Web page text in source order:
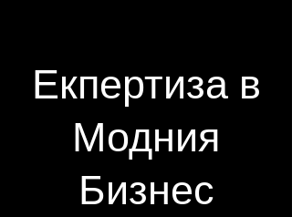
Екпертиза в
Модния
Бизнес